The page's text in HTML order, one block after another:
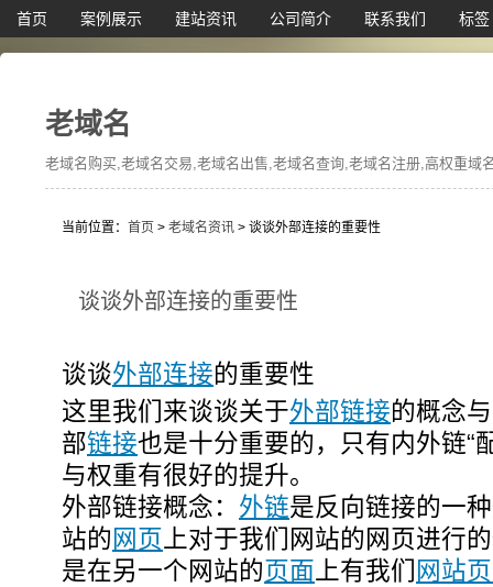
首页 案例展示 建站资讯 公司简介 联系我们 标签
老域名
老域名购买,老域名交易,老域名出售,老域名查询,老域名注册,高权重域
当前位置： 首页 > 老域名资讯 > 谈谈外部连接的重要性
谈谈外部连接的重要性
谈谈外部连接的重要性
这里我们来谈谈关于外部链接的概念
部链接也是十分重要的，只有内外链“
与权重有很好的提升。
外部链接概念： 外链是反向链接的一
站的网页 上对于我们网站的网页进行
是在另一个网站的页面 上有我们 网站